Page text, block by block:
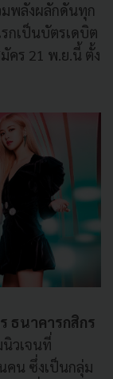
มพลังผลักดันทุก
กเป็นบัตรเดบิต
คร 21 พ.ย.นี้ ตั้ง
ธนาคารกสิกร
นิวเจนที่
คน ซึ่งเป็นกลุ่ม